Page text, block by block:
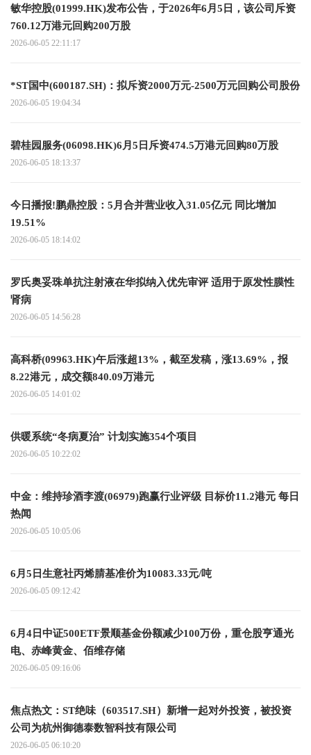
敏华控股(01999.HK)发布公告，于2026年6月5日，该公司斥资
760.12万港元回购200万股
2026-06-05 22:11:17
*ST国中(600187.SH)：拟斥资2000万元-2500万元回购公司股份
2026-06-05 19:04:34
碧桂园服务(06098.HK)6月5日斥资474.5万港元回购80万股
2026-06-05 18:13:37
今日播报!鹏鼎控股：5月合并营业收入31.05亿元 同比增加
19.51%
2026-06-05 18:14:02
罗氏奥妥珠单抗注射液在华拟纳入优先审评 适用于原发性膜性
肾病
2026-06-05 14:56:28
高科桥(09963.HK)午后涨超13%，截至发稿，涨13.69%，报
8.22港元，成交额840.09万港元
2026-06-05 14:01:02
供暖系统“冬病夏治” 计划实施354个项目
2026-06-05 10:22:02
中金：维持珍酒李渡(06979)跑赢行业评级 目标价11.2港元 每日
热闻
2026-06-05 10:05:06
6月5日生意社丙烯腈基准价为10083.33元/吨
2026-06-05 09:12:42
6月4日中证500ETF景顺基金份额减少100万份，重仓股亨通光
电、赤峰黄金、佰维存储
2026-06-05 09:16:06
焦点热文：ST绝味（603517.SH）新增一起对外投资，被投资
公司为杭州御德泰数智科技有限公司
2026-06-05 06:10:20